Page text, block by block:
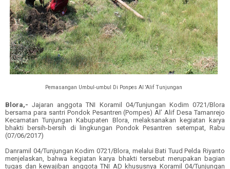
Pemasangan Umbul-umbul Di Ponpes Al 'Alif Tunjungan
Blora,- Jajaran anggota TNI Koramil 04/Tunjungan Kodim 0721/Blora
bersama para santri Pondok Pesantren (Pompes) Al’ Alif Desa Tamanrejo
Kecamatan Tunjungan Kabupaten Blora, melaksanakan kegiatan karya
bhakti bersih-bersih di lingkungan Pondok Pesantren setempat, Rabu
(07/06/2017)
Danramil 04/Tunjungan Kodim 0721/Blora, melalui Bati Tuud Pelda Riyanto
menjelaskan, bahwa kegiatan karya bhakti tersebut merupakan bagian
tugas dan kewajiban anggota TNI AD khususnya Koramil 04/Tunjungan